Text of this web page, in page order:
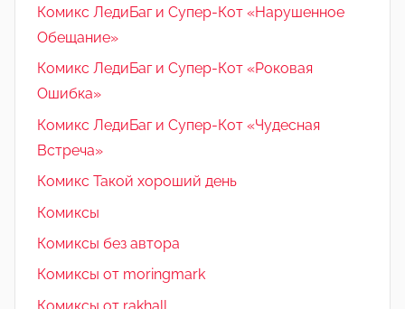
Комикс ЛедиБаг и Супер-Кот «Нарушенное
Обещание»
Комикс ЛедиБаг и Супер-Кот «Роковая
Ошибка»
Комикс ЛедиБаг и Супер-Кот «Чудесная
Встреча»
Комикс Такой хороший день
Комиксы
Комиксы без автора
Комиксы от moringmark
Комиксы от rakhall